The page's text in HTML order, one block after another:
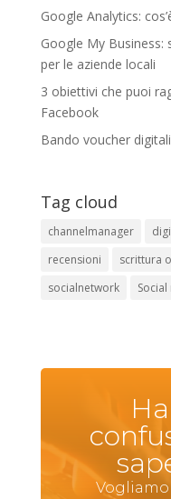
Google Analytics:
Google My
per le aziende locali
3 obiettivi che puoi
Facebook
Bando voucher
Tag cloud
channelmanager
recensioni
scrittura
socialnetwork